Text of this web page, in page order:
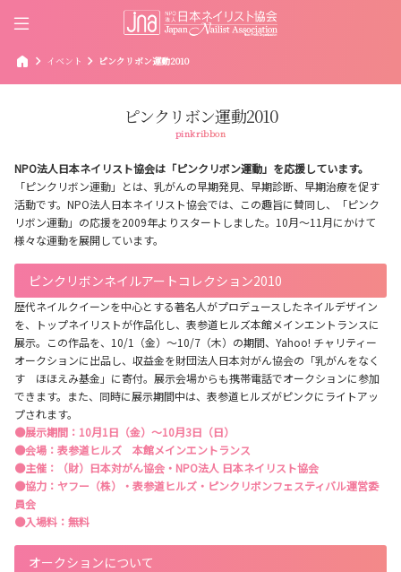
home chevron_right イベント chevron_right ピンクリボン運動2010
ピンクリボン運動2010
pinkribbon
NPO法人日本ネイリスト協会は「ピンクリボン運動」を応援しています。
「ピンクリボン運動」とは、乳がんの早期発見、早期診断、早期治療を促す
活動です。NPO法人日本ネイリスト協会では、この趣旨に賛同し、「ピンク
リボン運動」の応援を2009年よりスタートしました。10月～11月にかけて
様々な運動を展開しています。
ピンクリボンネイルアートコレクション2010
歴代ネイルクイーンを中心とする著名人がプロデュースしたネイルデザイン
を、トップネイリストが作品化し、表参道ヒルズ本館メインエントランスに
展示。この作品を、10/1（金）～10/7（木）の期間、Yahoo! チャリティー
オークションに出品し、収益金を財団法人日本対がん協会の「乳がんをなく
す ほほえみ基金」に寄付。展示会場からも携帯電話でオークションに参加
できます。また、同時に展示期間中は、表参道ヒルズがピンクにライトアッ
プされます。
●展示期間：10月1日（金）～10月3日（日）
●会場：表参道ヒルズ 本館メインエントランス
●主催：（財）日本対がん協会・NPO法人 日本ネイリスト協会
●協力：ヤフー（株）・表参道ヒルズ・ピンクリボンフェスティバル運営委
員会
●入場料：無料
オークションについて